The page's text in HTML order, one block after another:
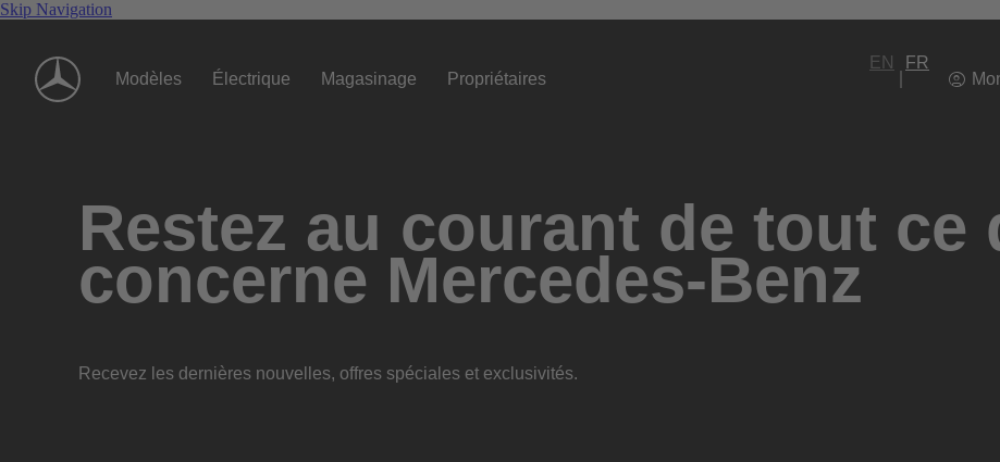
Skip Navigation
Modèles Électrique Magasinage Propriétaires
EN
FR
Restez au courant de tout ce
concerne Mercedes-Benz
Recevez les dernières nouvelles, offres spéciales et exclusivités.